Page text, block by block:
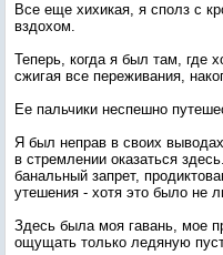
Все еще хихикая, я сполз с
вздохом.
Теперь, когда я был там, где
сжигая все переживания,
Ее пальчики неспешно
Я был неправ в своих
в стремлении оказаться
банальный запрет,
утешения - хотя это было не
Здесь была моя гавань, мое
ощущать только ледяную